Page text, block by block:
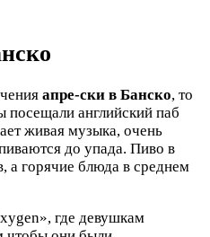
апре-ски в Банско, то
английский паб
живая музыка, очень
до упада. Пиво в
а горячие блюда в среднем
где девушкам